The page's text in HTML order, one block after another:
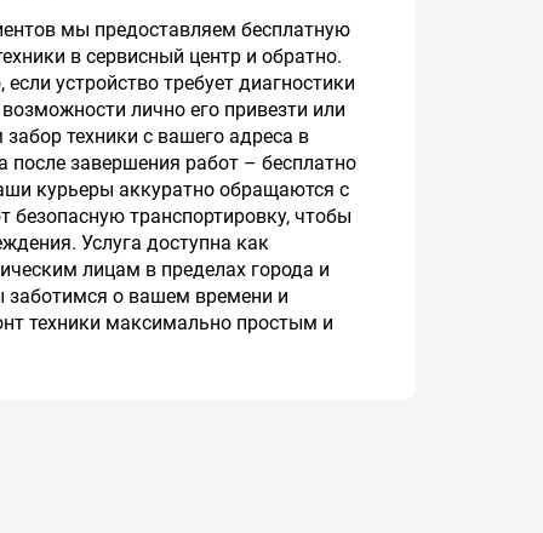
мы предоставляем бесплатную
в сервисный центр и обратно.
устройство требует диагностики
лично его привезти или
техники с вашего адреса в
после завершения работ – бесплатно
курьеры аккуратно обращаются с
безопасную транспортировку, чтобы
Услуга доступна как
лицам в пределах города и
о вашем времени и
техники максимально простым и